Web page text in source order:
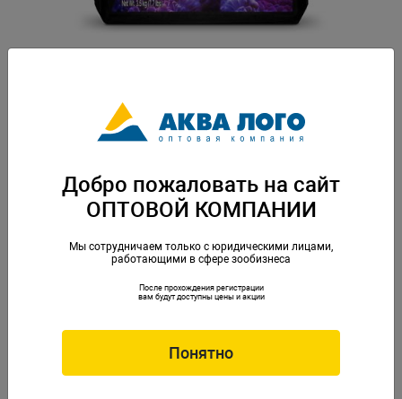
Meridian ™ - это высококачественный арагонитовый субстрат для
морских аквариумов. Его фракция (0,25-0,50мм) идеально подходит для
обитателей рифа, а его химический состав поможет стабилизировать
колебание уровня pH. Фракция 0,25-0,5мм. Вес: 3,6 кг. Упаковка: по 4 шт
Скачать каталог
Аналогичные товары
Добро пожаловать на сайт
ОПТОВОЙ КОМПАНИИ
Мы сотрудничаем только с юридическими лицами,
работающими в сфере зообизнеса
После прохождения регистрации
вам будут доступны цены и акции
Понятно